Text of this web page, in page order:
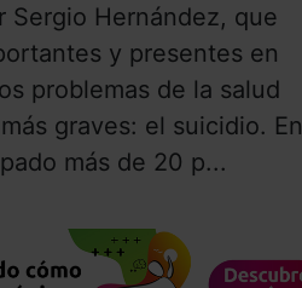
Sergio Hernández, que
y presentes en
problemas de la salud
graves: el suicidio. En
más de 20 p...